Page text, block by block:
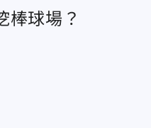
球場？